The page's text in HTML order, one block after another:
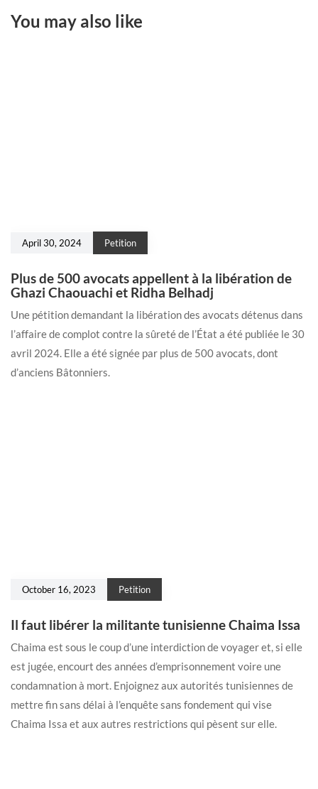
You may also like
April 30, 2024 Petition
Plus de 500 avocats appellent à la libération de
Ghazi Chaouachi et Ridha Belhadj
Une pétition demandant la libération des avocats détenus dans
l’affaire de complot contre la sûreté de l’État a été publiée le 30
avril 2024. Elle a été signée par plus de 500 avocats, dont
d’anciens Bâtonniers.
October 16, 2023 Petition
Il faut libérer la militante tunisienne Chaima Issa
Chaima est sous le coup d’une interdiction de voyager et, si elle
est jugée, encourt des années d’emprisonnement voire une
condamnation à mort. Enjoignez aux autorités tunisiennes de
mettre fin sans délai à l’enquête sans fondement qui vise
Chaima Issa et aux autres restrictions qui pèsent sur elle.